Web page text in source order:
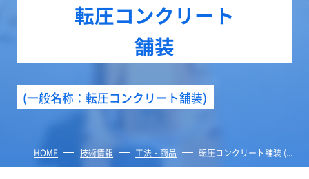
転圧コンクリート
舗装
(一般名称：転圧コンクリート舗装)
HOME 技術情報 工法・商品 転圧コンクリート舗装 (...